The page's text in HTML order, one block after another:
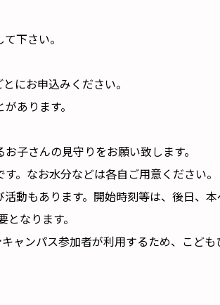
下さい。
にお申込みください。
あります。
子さんの見守りをお願い致します。
。なお水分などは各自ご用意ください。
もあります。開始時刻等は、後日、本
なります。
ンパス参加者が利用するため、こども